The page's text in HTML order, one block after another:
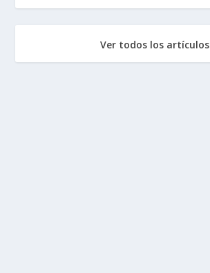
Ver todos los artículos